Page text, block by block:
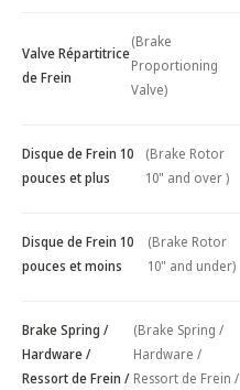
Valve Répartitrice
de Frein
(Brake
Proportioning
Valve)
Disque de Frein 10
pouces et plus
(Brake Rotor
10" and over )
Disque de Frein 10
pouces et moins
(Brake Rotor
10" and under)
Brake Spring /
Hardware /
Ressort de Frein /
(Brake Spring /
Hardware /
Ressort de Frein /